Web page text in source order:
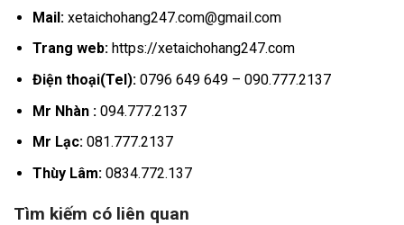
Mail: xetaichohang247.com@gmail.com
Trang web:https://xetaichohang247.com
Điện thoại(Tel):0796 649 649 – 090.777.2137
Mr Nhàn :094.777.2137
Mr Lạc: 081.777.2137
Thùy Lâm:0834.772.137
Tìm kiếm có liên quan